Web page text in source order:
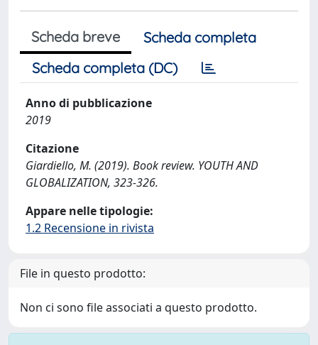
Scheda breve
Scheda completa
Scheda completa (DC)
Anno di pubblicazione
2019
Citazione
Giardiello, M. (2019). Book review. YOUTH AND
GLOBALIZATION, 323-326.
Appare nelle tipologie:
1.2 Recensione in rivista
File in questo prodotto:
Non ci sono file associati a questo prodotto.